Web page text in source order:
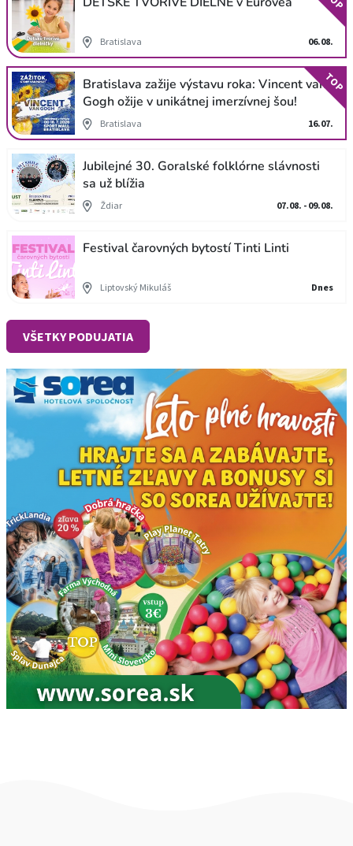
Bratislava 06.08.
Bratislava zažije výstavu roka: Vincent van
Gogh ožije v unikátnej imerzívnej šou!
Bratislava 16.07.
TOP
Jubilejné 30. Goralské folklórne slávnosti
sa už blížia
Ždiar 07.08. - 09.08.
Festival čarovných bytostí Tinti Linti
Liptovský Mikuláš Dnes
VŠETKY PODUJATIA